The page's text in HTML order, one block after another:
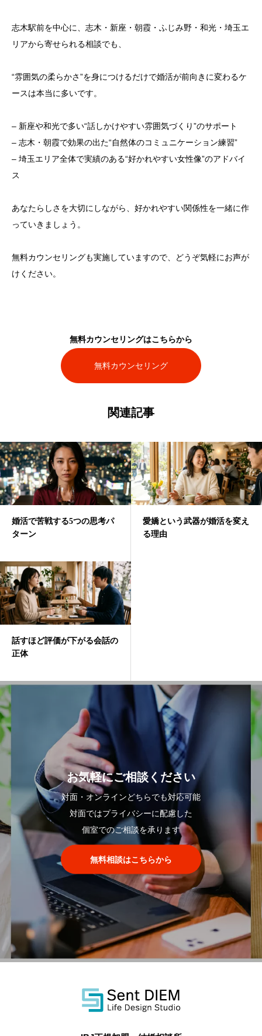
志木駅前を中心に、志木・新座・朝霞・ふじみ野・和光・埼玉エ
リアから寄せられる相談でも、
“雰囲気の柔らかさ”を身につけるだけで婚活が前向きに変わるケ
ースは本当に多いです。
– 新座や和光で多い“話しかけやすい雰囲気づくり”のサポート
– 志木・朝霞で効果の出た“自然体のコミュニケーション練習”
– 埼玉エリア全体で実績のある“好かれやすい女性像”のアドバイ
ス
あなたらしさを大切にしながら、好かれやすい関係性を一緒に作
っていきましょう。
無料カウンセリングも実施していますので、どうぞ気軽にお声が
けください。
無料カウンセリングはこちらから
無料カウンセリング
関連記事
婚活で苦戦する5つの思考パ
ターン
愛嬌という武器が婚活を変え
る理由
話すほど評価が下がる会話の
正体
お気軽にご相談ください
対面・オンラインどちらでも対応可能
対面ではプライバシーに配慮した
個室でのご相談を承ります
無料相談はこちらから